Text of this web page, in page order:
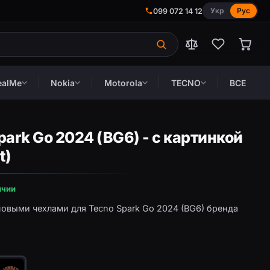
099 072 14 12 Укр Рус
Nokia Motorola TECNO ВСЕ
Go 2024 (BG6) - с картинкой
чехлами для Tecno Spark Go 2024 (BG6) бренда